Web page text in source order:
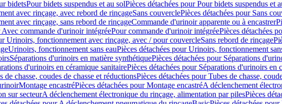
bidetsPour bidets suspendus et au solPièces détachées pour Pour bidets suspendus et
avec rinçage, avec rebord de rinçageSans couverclePièces détachées pour Sans
avec rinçage, sans rebord de rinçageCommande d'urinoir apparente ou à encastrer
Avec commande d'urinoir intégréePour commande d'urinoir intégréePièces détachées
Urinoirs, fonctionnement avec rinçage, avec / pour couvercleSans rebord de rinçage
Urinoirs, fonctionnement sans eauPièces détachées pour Urinoirs, fonctionnement
Séparations d'urinoirs en matière synthétiquePièces détachées pour Séparations
d'urinoirs en céramique sanitairePièces détachées pour Séparations d'urinoirs en
de chasse, coudes de chasse et réductionsPièces détachées pour Tubes de chasse,
Montage encastréPièces détachées pour Montage encastréA déclenchement
sur secteurA déclenchement électronique du rinçage, alimentation par pilesPièces